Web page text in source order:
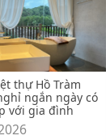
thự Hồ Tràm
ngắn ngày có
với gia đình